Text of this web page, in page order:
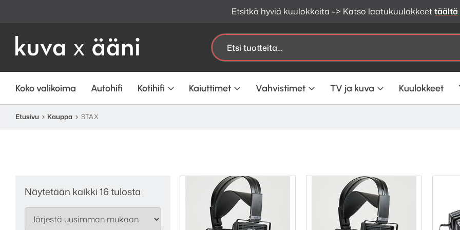
Etsitkö hyviä kuulokkeita –> Katso laatukuulokkeettäältä
Etsi:
Koko valikoima Autohifi Kotihifi Kaiuttimet Vahvistimet TV ja kuva Kuulokkeet
Etusivu Kauppa STAX
Näytetään kaikki 16 tulosta
by
latest